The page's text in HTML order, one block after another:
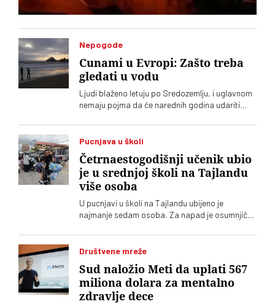
Nepogode
Cunami u Evropi: Zašto treba
gledati u vodu
Ljudi blaženo letuju po Sredozemlju, i uglavnom
nemaju pojma da će narednih godina udariti
životom
Pucnjava u školi
Četrnaestogodišnji učenik ubio
je u srednjoj školi na Tajlandu
više osoba
U pucnjavi u školi na Tajlandu ubijeno je
najmanje sedam osoba. Za napad je osumnjičen
Društvene mreže
Sud naložio Meti da uplati 567
miliona dolara za mentalno
zdravlje dece